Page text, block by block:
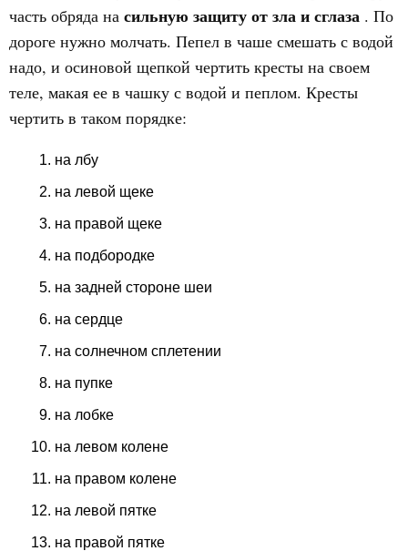
часть обряда на сильную защиту от зла и сглаза . По
дороге нужно молчать. Пепел в чаше смешать с водой
надо, и осиновой щепкой чертить кресты на своем
теле, макая ее в чашку с водой и пеплом. Кресты
чертить в таком порядке:
на лбу
на левой щеке
на правой щеке
на подбородке
на задней стороне шеи
на сердце
на солнечном сплетении
на пупке
на лобке
на левом колене
на правом колене
на левой пятке
на правой пятке